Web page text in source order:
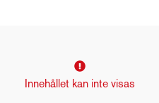
Innehållet kan inte visas